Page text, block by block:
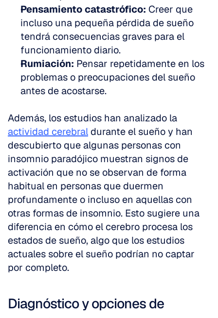
Pensamiento catastrófico: Creer que
incluso una pequeña pérdida de sueño
tendrá consecuencias graves para el
funcionamiento diario.
Rumiación: Pensar repetidamente en los
problemas o preocupaciones del sueño
antes de acostarse.
actividad cerebral durante el sueño y han
descubierto que algunas personas con
insomnio paradójico muestran signos de
activación que no se observan de forma
habitual en personas que duermen
profundamente o incluso en aquellas con
otras formas de insomnio. Esto sugiere una
diferencia en cómo el cerebro procesa los
estados de sueño, algo que los estudios
actuales sobre el sueño podrían no captar
por completo.
Diagnóstico y opciones de